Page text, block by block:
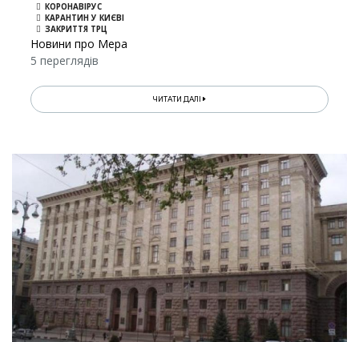
КОРОНАВІРУС
КАРАНТИН У КИЄВІ
ЗАКРИТТЯ ТРЦ
Новини про Мера
5 переглядів
ЧИТАТИ ДАЛІ